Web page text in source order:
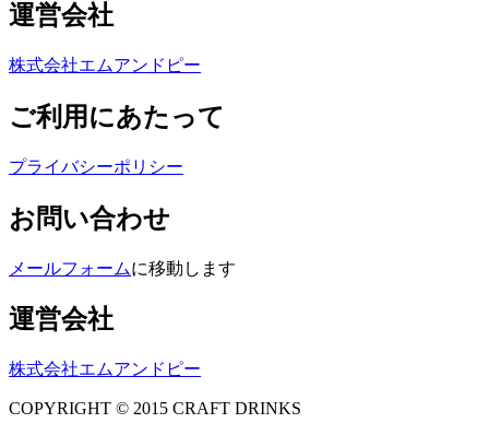
運営会社
株式会社エムアンドピー
ご利用にあたって
プライバシーポリシー
お問い合わせ
メールフォームに移動します
運営会社
株式会社エムアンドピー
COPYRIGHT © 2015 CRAFT DRINKS